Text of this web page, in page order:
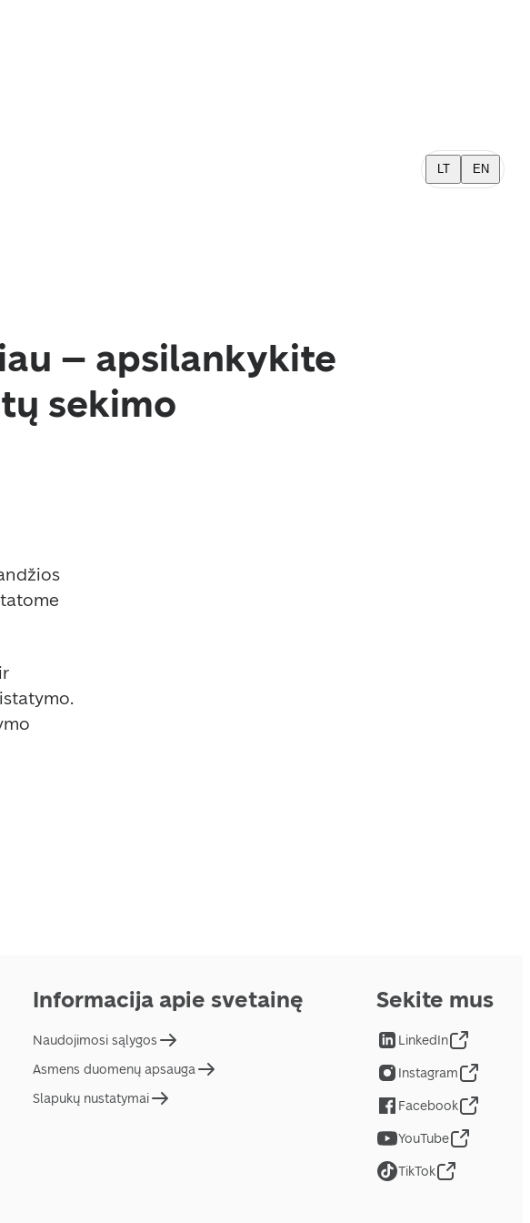
LT EN
– apsilankykite
sekimo
Informacija apie svetainę
Naudojimosi sąlygos
Asmens duomenų apsauga
Slapukų nustatymai
Sekite mus
LinkedIn
Instagram
Facebook
YouTube
TikTok